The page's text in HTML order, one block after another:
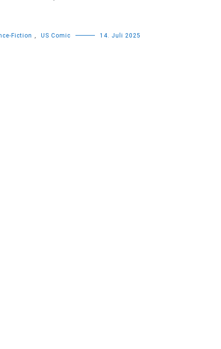
Fiction , US Comic 14. Juli 2025